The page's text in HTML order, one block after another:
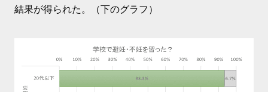
結果が得られた。（下のグラフ）